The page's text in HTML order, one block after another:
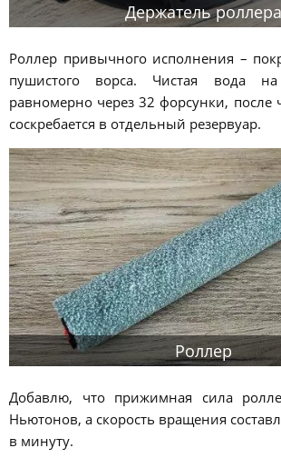
Держатель роллера
Роллер привычного исполнения –
пушистого ворса. Чистая вода на
равномерно через 32 форсунки, после
соскребается в отдельный резервуар.
Роллер
Добавлю, что прижимная сила
Ньютонов, а скорость вращения
в минуту.